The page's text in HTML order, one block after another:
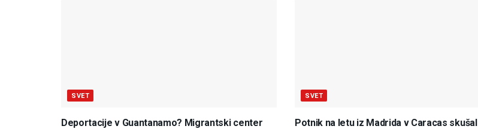
SVET
Deportacije v Guantanamo? Migrantski center
SVET
Potnik na letu iz Madrida v Caracas skušal